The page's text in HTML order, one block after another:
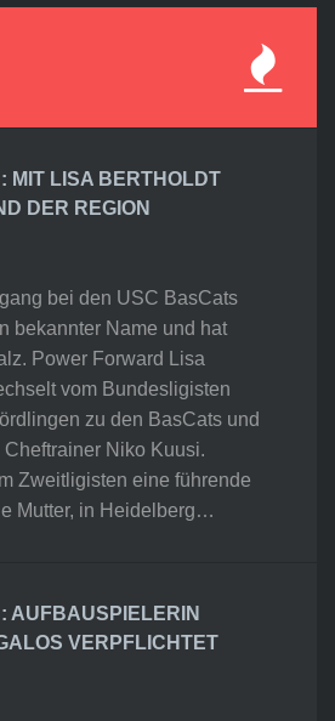
MIT LISA BERTHOLDT
DER REGION
bei den USC BasCats
bekannter Name und hat
Power Forward Lisa
vom Bundesligisten
zu den BasCats und
Niko Kuusi.
Zweitligisten eine führende
Mutter, in Heidelberg…
AUFBAUSPIELERIN
VERPFLICHTET